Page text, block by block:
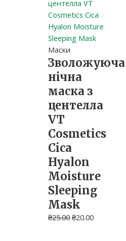
Маски
Зволожуюча
нічна
маска з
центелла
VT
Cosmetics
Cica
Hyalon
Moisture
Sleeping
Mask
₴25.00 ₴20.00